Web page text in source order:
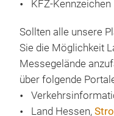
KFZ-Kennzeichen
Sollten alle unsere
Sie die Möglichkeit
Messegelände
über folgende
Land Hessen,